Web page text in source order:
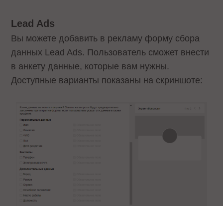
Lead Ads
Вы можете добавить в рекламу форму сбора
данных Lead Ads. Пользователь сможет внести
в анкету данные, которые вам нужны.
Доступные варианты показаны на скриншоте: